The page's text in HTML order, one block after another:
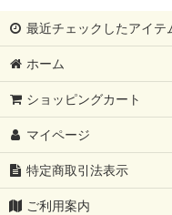
最近チェックしたアイテ
ホーム
ショッピングカート
マイページ
特定商取引法表示
ご利用案内